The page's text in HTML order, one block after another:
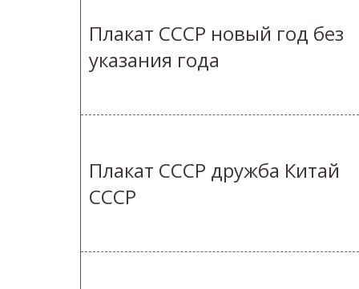
Плакат СССР новый год без
указания года
Плакат СССР дружба Китай
СССР